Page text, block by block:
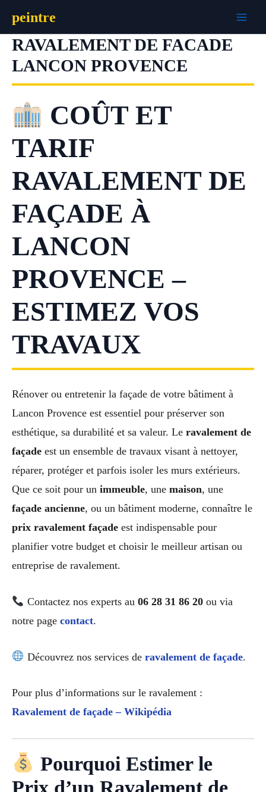
contenu
peintre
RAVALEMENT DE FACADE
LANCON PROVENCE
COÛT ET
TARIF
RAVALEMENT DE
FAÇADE À
LANCON
PROVENCE –
ESTIMEZ VOS
TRAVAUX
Rénover ou entretenir la façade de votre bâtiment à
Lancon Provence est essentiel pour préserver son
esthétique, sa durabilité et sa valeur. Le ravalement de
façade est un ensemble de travaux visant à nettoyer,
réparer, protéger et parfois isoler les murs extérieurs.
Que ce soit pour un immeuble, une maison, une
façade ancienne, ou un bâtiment moderne, connaître le
prix ravalement façade est indispensable pour
planifier votre budget et choisir le meilleur artisan ou
entreprise de ravalement.
Contactez nos experts au 06 28 31 86 20ou via
notre page contact.
Découvrez nos services de ravalement de façade.
Pour plus d’informations sur le ravalement :
Ravalement de façade – Wikipédia
Pourquoi Estimer le
Prix d’un Ravalement de